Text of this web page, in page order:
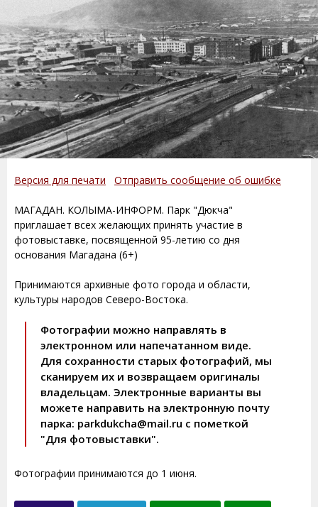
Версия для печати Отправить сообщение об ошибке
МАГАДАН. КОЛЫМА-ИНФОРМ. Парк "Дюкча"
приглашает всех желающих принять участие в
фотовыставке, посвященной 95-летию со дня
основания Магадана (6+)
Принимаются архивные фото города и области,
культуры народов Северо-Востока.
Фотографии можно направлять в
электронном или напечатанном виде.
Для сохранности старых фотографий, мы
сканируем их и возвращаем оригиналы
владельцам. Электронные варианты вы
можете направить на электронную почту
парка: parkdukcha@mail.ru с пометкой
"Для фотовыставки".
Фотографии принимаются до 1 июня.